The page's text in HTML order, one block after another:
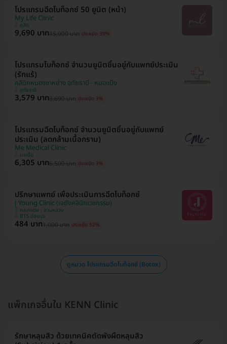
โปรแกรมฉีดโบท็อกซ์ 50 ยูนิต (หน้า)
My Life Clinic
ดุสิต
9,690 บาท15,900 บาท ประหยัด 39%
โปรแกรมโบท็อกซ์ จำนวนยูนิตขึ้นอยู่กับแพทย์ประเมิน
(รักแร้)
คลินิกหนองขาหย่าง อุทัยธานี - หมอแป้ง
อุทัยธานี
3,579 บาท3,690 บาท ประหยัด 3%
โปรแกรมฉีดโบท็อกซ์ จำนวนยูนิตขึ้นอยู่กับแพทย์
ประเมิน (ลดกล้ามเนื้อกราม)
Me Medical Clinic
บางซื่อ
6,305 บาท6,500 บาท ประหยัด 3%
ปรึกษาแพทย์ เพื่อประเมินการฉีดโบท็อกซ์
J Young Clinic (เจยังคลินิกเวชกรรม)
คลองเตย , สวนหลวง
BTS อ่อนนุช
484 บาท1,000 บาท ประหยัด 52%
ดูหมวด โปรแกรมฉีดโบท็อกซ์ (Botox)
แพ็กเกจอื่นใน KENN Clinic
รักษาหลุมสิว ด้วยเทคนิคตัดพังผืดหลุมสิว